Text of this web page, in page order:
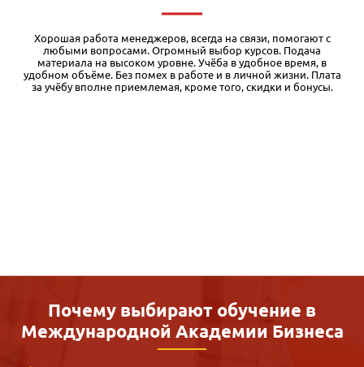
Я обучался в различных дистанционных учебных заведениях, и
есть с чем сравнивать. Во-первых, у Международной академии
бизнеса очень качественные и основательные учебные
материалы. Кроме того, при регистрации на курс дается
бесплатный доступ к первому модулю, чего я вообще нигде не
Почему выбирают обучение в
Международной Академии Бизнеса